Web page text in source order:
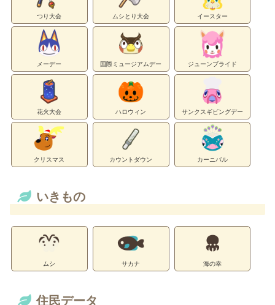
つり大会 ムシとり大会 イースター
メーデー 国際ミュージアムデー ジューンブライド
花火大会 ハロウィン サンクスギビングデー
クリスマス カウントダウン カーニバル
いきもの
ムシ サカナ 海の幸
住民データ